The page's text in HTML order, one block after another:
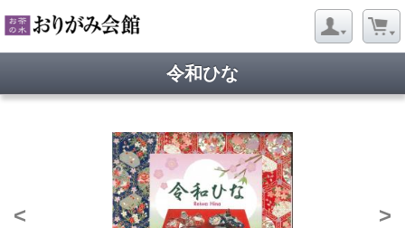
令和ひな
< >